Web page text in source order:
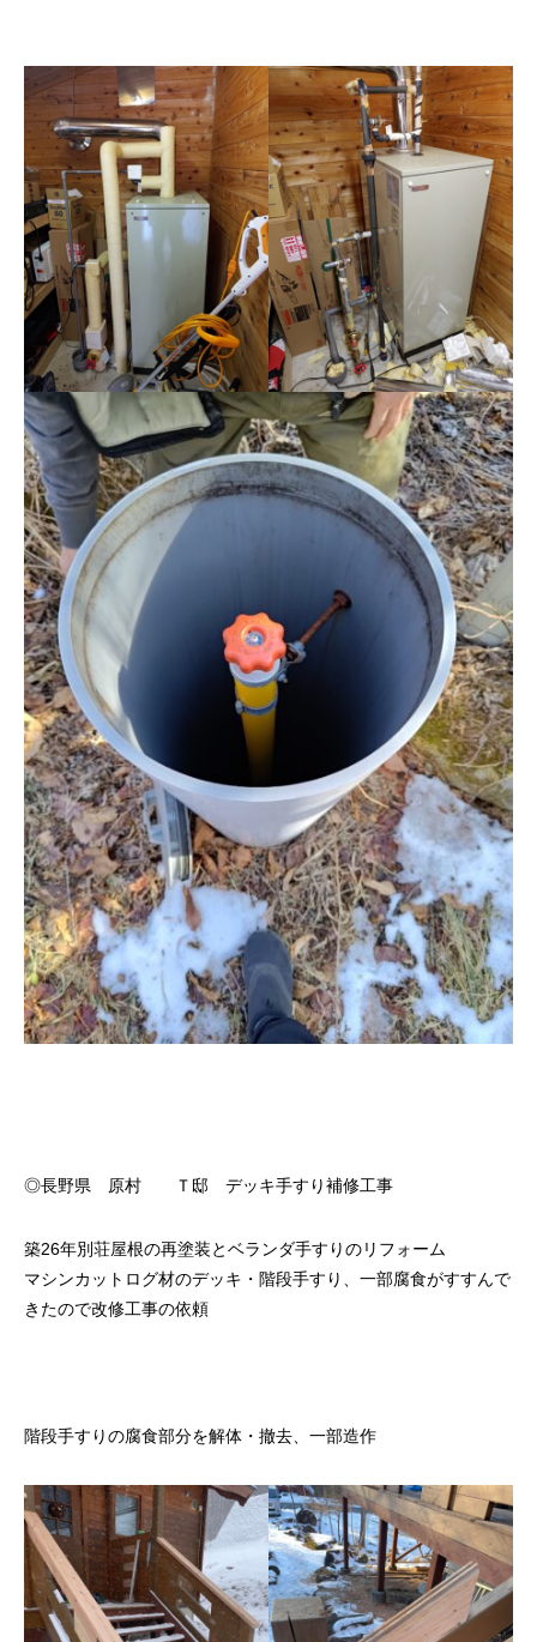
◎長野県 原村 Ｔ邸 デッキ手すり補修工事
築26年別荘屋根の再塗装とベランダ手すりのリフォーム
マシンカットログ材のデッキ・階段手すり、一部腐食がすすんで
きたので改修工事の依頼
階段手すりの腐食部分を解体・撤去、一部造作